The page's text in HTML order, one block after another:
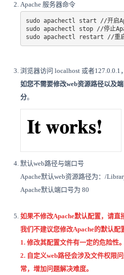
Apache 服务器命令
sudo apachectl start //开启
sudo apachectl stop //停止
sudo apachectl restart //重启
浏览器访问 localhost 或者127.0.0.1，
如您不需要修改web资源路径以及
分。
默认web路径与端口号
Apache默认web资源路径为：/
Apache默认端口号为 80
如果不修改Apache默认配置，请直
我们不建议您修改Apache的默认配
1. 修改其配置文件有一定的危险性。
2. 自定义web路径会涉及文件权限
常，增加问题解决难度。